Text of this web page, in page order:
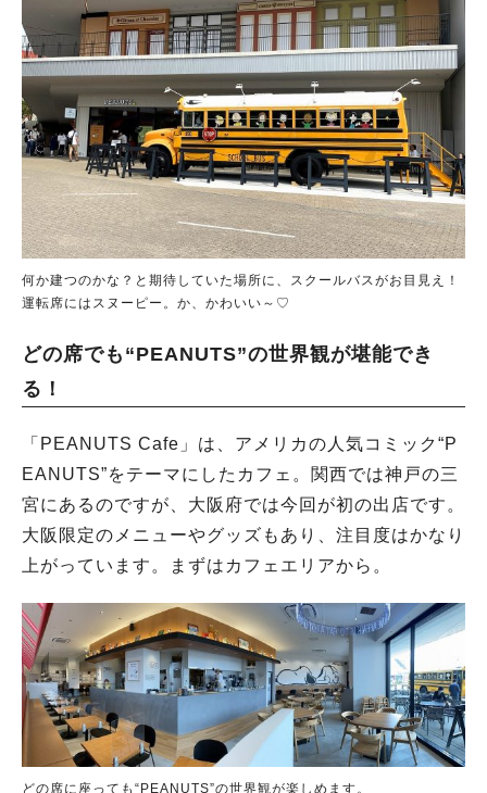
何か建つのかな？と期待していた場所に、スクールバスがお目見え！
運転席にはスヌーピー。か、かわいい～♡
どの席でも“PEANUTS”の世界観が堪能でき
る！
「PEANUTS Cafe」は、アメリカの人気コミック“P
EANUTS”をテーマにしたカフェ。関西では神戸の三
宮にあるのですが、大阪府では今回が初の出店です。
大阪限定のメニューやグッズもあり、注目度はかなり
上がっています。まずはカフェエリアから。
どの席に座っても“PEANUTS”の世界観が楽しめます。